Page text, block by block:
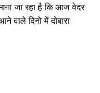
जा रहा है कि आज वेदर
वाले दिनो में दोबारा